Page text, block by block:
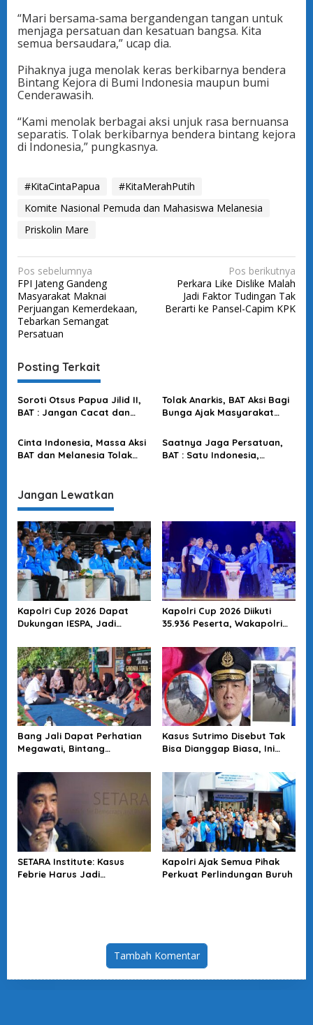
“Mari bersama-sama bergandengan tangan untuk
menjaga persatuan dan kesatuan bangsa. Kita
semua bersaudara,” ucap dia.
Pihaknya juga menolak keras berkibarnya bendera
Bintang Kejora di Bumi Indonesia maupun bumi
Cenderawasih.
“Kami menolak berbagai aksi unjuk rasa bernuansa
separatis. Tolak berkibarnya bendera bintang kejora
di Indonesia,” pungkasnya.
#KitaCintaPapua
#KitaMerahPutih
Komite Nasional Pemuda dan Mahasiswa Melanesia
Priskolin Mare
N
a
v
i
a
s
i
o
s
Pos sebelumnya
FPI Jateng Gandeng
Masyarakat Maknai
Perjuangan Kemerdekaan,
Tebarkan Semangat
Persatuan
Pos berikutnya
Perkara Like Dislike Malah
Jadi Faktor Tudingan Tak
Berarti ke Pansel-Capim KPK
Posting Terkait
Soroti Otsus Papua Jilid II,
BAT : Jangan Cacat dan
Rakyat Papua
Tolak Anarkis, BAT Aksi Bagi
Bunga Ajak Masyarakat
Pelantikan Presiden
Cinta Indonesia, Massa Aksi
BAT dan Melanesia Tolak
Saatnya Jaga Persatuan,
BAT : Satu Indonesia,
Jangan Lewatkan
Kapolri Cup 2026 Dapat
Dukungan IESPA, Jadi
Talenta E-Sports Nasional
Kapolri Cup 2026 Diikuti
35.936 Peserta, Wakapolri
Talenta Digital
Bang Jali Dapat Perhatian
Megawati, Bintang
Pojok Baca
Kasus Sutrimo Disebut Tak
Bisa Dianggap Biasa, Ini
Tuntas
SETARA Institute: Kasus
Febrie Harus Jadi
Kapolri Ajak Semua Pihak
Perkuat Perlindungan Buruh
Tambah Komentar